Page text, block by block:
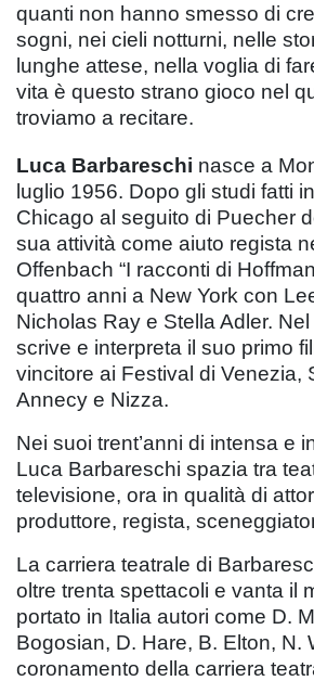
quanti non hanno smesso di
sogni, nei cieli notturni, nelle
lunghe attese, nella voglia di
vita è questo strano gioco nel
troviamo a recitare.
Luca Barbareschi nasce a
luglio 1956. Dopo gli studi fatti
Chicago al seguito di Puecher
sua attività come aiuto regista
Offenbach “I racconti di
quattro anni a New York con
Nicholas Ray e Stella Adler.
scrive e interpreta il suo primo
vincitore ai Festival di Venezia,
Annecy e Nizza.
Nei suoi trent’anni di intensa e
Luca Barbareschi spazia tra
televisione, ora in qualità di
produttore, regista,
La carriera teatrale di
oltre trenta spettacoli e vanta il
portato in Italia autori come D.
Bogosian, D. Hare, B. Elton, N.
coronamento della carriera